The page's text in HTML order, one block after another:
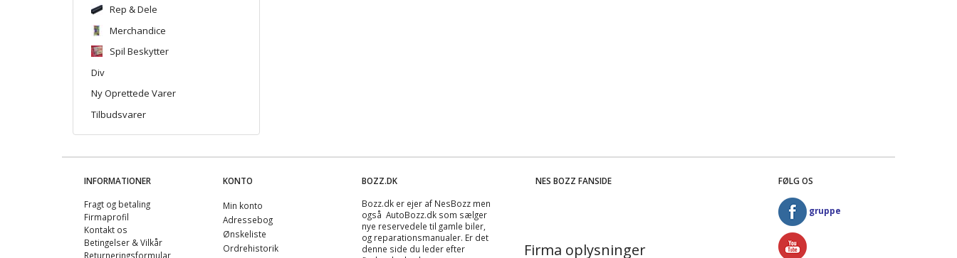
Rep & Dele
Merchandice
Spil Beskytter
Div
Ny Oprettede Varer
Tilbudsvarer
INFORMATIONER
Fragt og betaling
Firmaprofil
Kontakt os
Betingelser & Vilkår
Returneringsformular
KONTO
Min konto
Adressebog
Ønskeliste
Ordrehistorik
BOZZ.DK
Bozz.dk er ejer af NesBozz men
også AutoBozz.dk som sælger
nye reservedele til gamle biler,
og reparationsmanualer. Er det
denne side du leder efter
NES BOZZ FANSIDE
Firma oplysninger
FØLG OS
gruppe